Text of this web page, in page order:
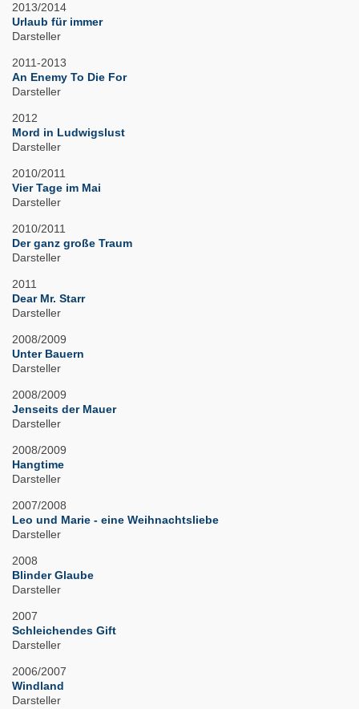
2013/2014
Urlaub für immer
Darsteller
2011-2013
An Enemy To Die For
Darsteller
2012
Mord in Ludwigslust
Darsteller
2010/2011
Vier Tage im Mai
Darsteller
2010/2011
Der ganz große Traum
Darsteller
2011
Dear Mr. Starr
Darsteller
2008/2009
Unter Bauern
Darsteller
2008/2009
Jenseits der Mauer
Darsteller
2008/2009
Hangtime
Darsteller
2007/2008
Leo und Marie - eine Weihnachtsliebe
Darsteller
2008
Blinder Glaube
Darsteller
2007
Schleichendes Gift
Darsteller
2006/2007
Windland
Darsteller